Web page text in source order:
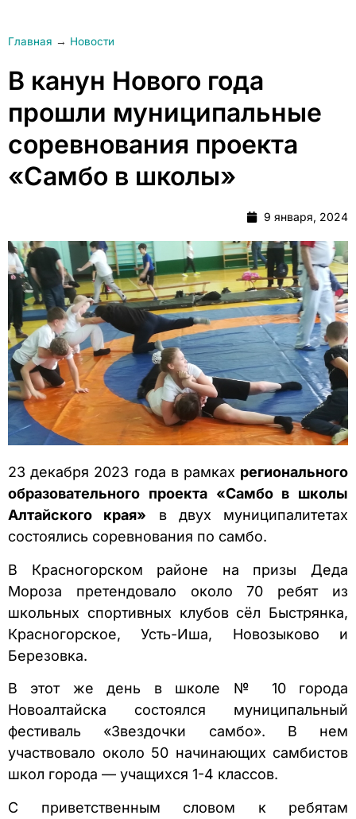
Главная → Новости
В канун Нового года
прошли муниципальные
соревнования проекта
«Самбо в школы»
9 января, 2024
23 декабря 2023 года в рамках регионального
образовательного проекта «Самбо в школы
Алтайского края» в двух муниципалитетах
состоялись соревнования по самбо.
В Красногорском районе на призы Деда
Мороза претендовало около 70 ребят из
школьных спортивных клубов сёл Быстрянка,
Красногорское, Усть-Иша, Новозыково и
Березовка.
В этот же день в школе № 10 города
Новоалтайска состоялся муниципальный
фестиваль «Звездочки самбо». В нем
участвовало около 50 начинающих самбистов
школ города — учащихся 1-4 классов.
С приветственным словом к ребятам